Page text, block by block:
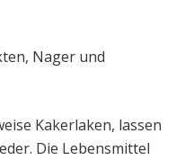
Nager und
Kakerlaken, lassen
Die Lebensmittel